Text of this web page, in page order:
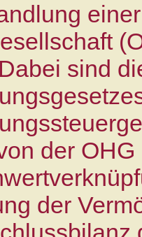
sind
der
der